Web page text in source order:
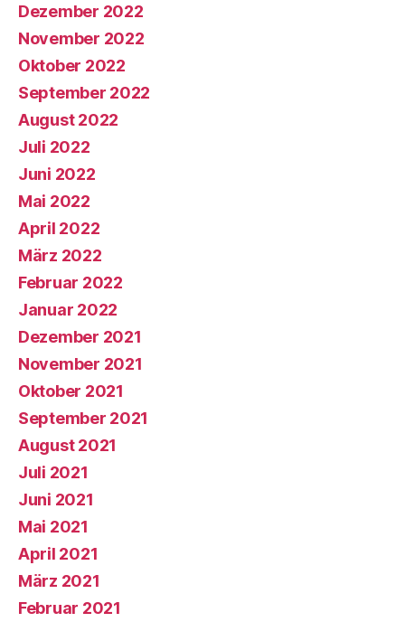
Dezember 2022
November 2022
Oktober 2022
September 2022
August 2022
Juli 2022
Juni 2022
Mai 2022
April 2022
März 2022
Februar 2022
Januar 2022
Dezember 2021
November 2021
Oktober 2021
September 2021
August 2021
Juli 2021
Juni 2021
Mai 2021
April 2021
März 2021
Februar 2021